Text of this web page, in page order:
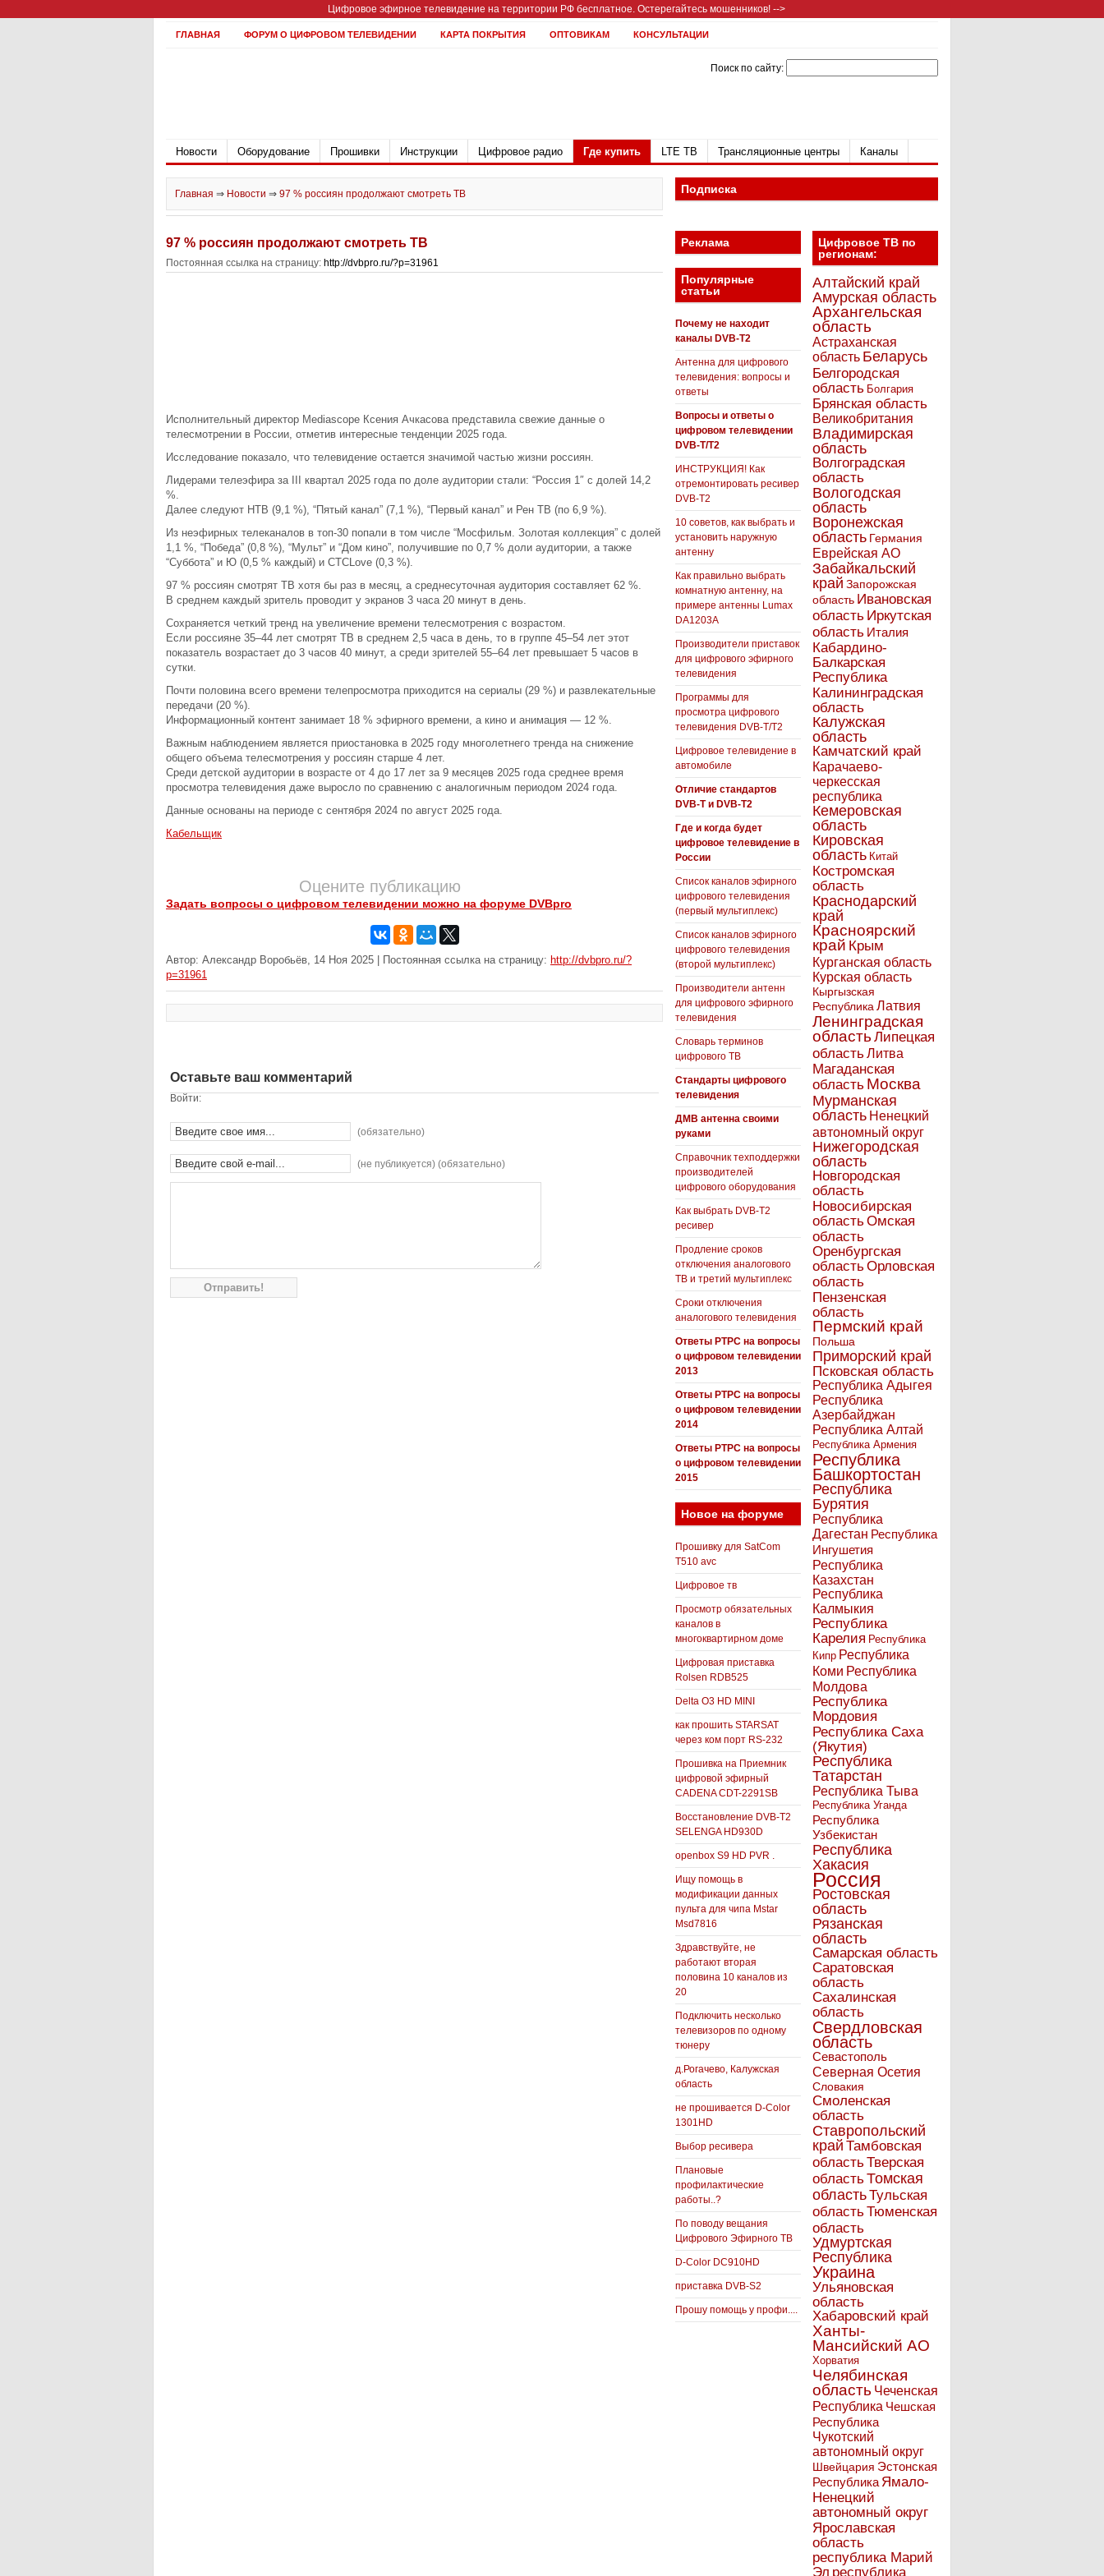
Цифровое эфирное телевидение на территории РФ бесплатное. Остерегайтесь мошенников! -->
ГЛАВНАЯ ФОРУМ О ЦИФРОВОМ ТЕЛЕВИДЕНИИ КАРТА ПОКРЫТИЯ ОПТОВИКАМ КОНСУЛЬТАЦИИ
Поиск по сайту:
Новости Оборудование Прошивки Инструкции Цифровое радио Где купить LTE ТВ Трансляционные центры Каналы
Главная ⇒ Новости ⇒ 97 % россиян продолжают смотреть ТВ
97 % россиян продолжают смотреть ТВ
Постоянная ссылка на страницу: http://dvbpro.ru/?p=31961
Исполнительный директор Mediascope Ксения Ачкасова представила свежие данные о
телесмотрении в России, отметив интересные тенденции 2025 года.
Исследование показало, что телевидение остается значимой частью жизни россиян.
Лидерами телеэфира за III квартал 2025 года по доле аудитории стали: “Россия 1″ с долей 14,2
%.
Далее следуют НТВ (9,1 %), “Пятый канал” (7,1 %), “Первый канал” и Рен ТВ (по 6,9 %).
Из неэфирных телеканалов в топ-30 попали в том числе “Мосфильм. Золотая коллекция” с долей
1,1 %, “Победа” (0,8 %), “Мульт” и “Дом кино”, получившие по 0,7 % доли аудитории, а также
“Суббота” и Ю (0,5 % каждый) и СТСLove (0,3 %).
97 % россиян смотрят ТВ хотя бы раз в месяц, а среднесуточная аудитория составляет 62 %.
В среднем каждый зритель проводит у экранов 3 часа 20 минут в день.
Сохраняется четкий тренд на увеличение времени телесмотрения с возрастом.
Если россияне 35–44 лет смотрят ТВ в среднем 2,5 часа в день, то в группе 45–54 лет этот
показатель возрастает до 3 часов 40 минут, а среди зрителей 55–64 лет превышает 5 часов в
сутки.
Почти половина всего времени телепросмотра приходится на сериалы (29 %) и развлекательные
передачи (20 %).
Информационный контент занимает 18 % эфирного времени, а кино и анимация — 12 %.
Важным наблюдением является приостановка в 2025 году многолетнего тренда на снижение
общего объема телесмотрения у россиян старше 4 лет.
Среди детской аудитории в возрасте от 4 до 17 лет за 9 месяцев 2025 года среднее время
просмотра телевидения даже выросло по сравнению с аналогичным периодом 2024 года.
Данные основаны на периоде с сентября 2024 по август 2025 года.
Кабельщик
Оцените публикацию
Задать вопросы о цифровом телевидении можно на форуме DVBpro
Автор: Александр Воробьёв, 14 Ноя 2025 | Постоянная ссылка на страницу: http://dvbpro.ru/?
p=31961
Оставьте ваш комментарий
Войти:
(обязательно)
(не публикуется) (обязательно)
Подписка
Реклама
Популярные
статьи
Почему не находит
каналы DVB-T2
Антенна для цифрового
телевидения: вопросы и
ответы
Вопросы и ответы о
цифровом телевидении
DVB-T/T2
ИНСТРУКЦИЯ! Как
отремонтировать ресивер
DVB-T2
10 советов, как выбрать и
установить наружную
антенну
Как правильно выбрать
комнатную антенну, на
примере антенны Lumax
DA1203А
Производители приставок
для цифрового эфирного
телевидения
Программы для
просмотра цифрового
телевидения DVB-T/T2
Цифровое телевидение в
автомобиле
Отличие стандартов
DVB-T и DVB-T2
Где и когда будет
цифровое телевидение в
России
Список каналов эфирного
цифрового телевидения
(первый мультиплекс)
Список каналов эфирного
цифрового телевидения
(второй мультиплекс)
Производители антенн
для цифрового эфирного
телевидения
Словарь терминов
цифрового ТВ
Стандарты цифрового
телевидения
ДМВ антенна своими
руками
Справочник техподдержки
производителей
цифрового оборудования
Как выбрать DVB-T2
ресивер
Продление сроков
отключения аналогового
ТВ и третий мультиплекс
Сроки отключения
аналогового телевидения
Ответы РТРС на вопросы
о цифровом телевидении
2013
Ответы РТРС на вопросы
о цифровом телевидении
2014
Ответы РТРС на вопросы
о цифровом телевидении
2015
Новое на форуме
Прошивку для SatCom
T510 avc
Цифровое тв
Просмотр обязательных
каналов в
многоквартирном доме
Цифровая приставка
Rolsen RDB525
Delta O3 HD MINI
как прошить STARSAT
через ком порт RS-232
Прошивка на Приемник
цифровой эфирный
CADENA CDT-2291SB
Восстановление DVB-T2
SELENGA HD930D
openbox S9 HD PVR .
Ищу помощь в
модификации данных
пульта для чипа Mstar
Msd7816
Здравствуйте, не
работают вторая
половина 10 каналов из
20
Подключить несколько
телевизоров по одному
тюнеру
д.Рогачево, Калужская
область
не прошивается D-Color
1301HD
Выбор ресивера
Плановые
профилактические
работы..?
По поводу вещания
Цифрового Эфирного ТВ
D-Color DC910HD
приставка DVB-S2
Прошу помощь у профи....
Цифровое ТВ по
регионам:
Алтайский край
Амурская область
Архангельская
область
Астраханская
область Беларусь
Белгородская
область Болгария
Брянская область
Великобритания
Владимирская
область
Волгоградская
область
Вологодская
область
Воронежская
область Германия
Еврейская АО
Забайкальский
край Запорожская
область Ивановская
область Иркутская
область Италия
Кабардино-
Балкарская
Республика
Калининградская
область
Калужская
область
Камчатский край
Карачаево-
черкесская
республика
Кемеровская
область
Кировская
область Китай
Костромская
область
Краснодарский
край
Красноярский
край Крым
Курганская область
Курская область
Кыргызская
Республика Латвия
Ленинградская
область Липецкая
областьЛитва
Магаданская
область Москва
Мурманская
область Ненецкий
автономный округ
Нижегородская
область
Новгородская
область
Новосибирская
областьОмская
область
Оренбургская
областьОрловская
область
Пензенская
область
Пермский край
Польша
Приморский край
Псковская область
Республика Адыгея
Республика
Азербайджан
Республика Алтай
Республика Армения
Республика
Башкортостан
Республика
Бурятия
Республика
Дагестан Республика
Ингушетия
Республика
Казахстан
Республика
Калмыкия
Республика
Карелия Республика
Кипр Республика
Коми Республика
Молдова
Республика
Мордовия
Республика Саха
(Якутия)
Республика
Татарстан
Республика Тыва
Республика Уганда
Республика
Узбекистан
Республика
Хакасия
Россия
Ростовская
область
Рязанская
область
Самарская область
Саратовская
область
Сахалинская
область
Свердловская
область
Севастополь
Северная Осетия
Словакия
Смоленская
область
Ставропольский
край Тамбовская
областьТверская
областьТомская
областьТульская
областьТюменская
область
Удмуртская
Республика
Украина
Ульяновская
область
Хабаровский край
Ханты-
Мансийский АО
Хорватия
Челябинская
область Чеченская
Республика Чешская
Республика
Чукотский
автономный округ
Швейцария Эстонская
Республика Ямало-
Ненецкий
автономный округ
Ярославская
область
республика Марий
Эл республика